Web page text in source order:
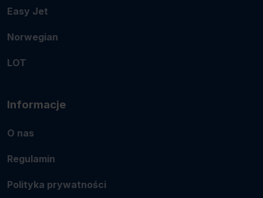
Easy Jet
Norwegian
LOT
Informacje
O nas
Regulamin
Polityka prywatności